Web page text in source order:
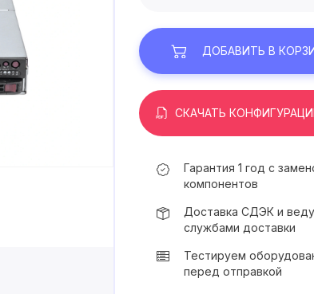
ДОБАВИТЬ В
СКАЧАТЬ
Гарантия 1 год с
компонентов
Доставка СДЭК и
службами доставки
Тестируем
перед отправкой